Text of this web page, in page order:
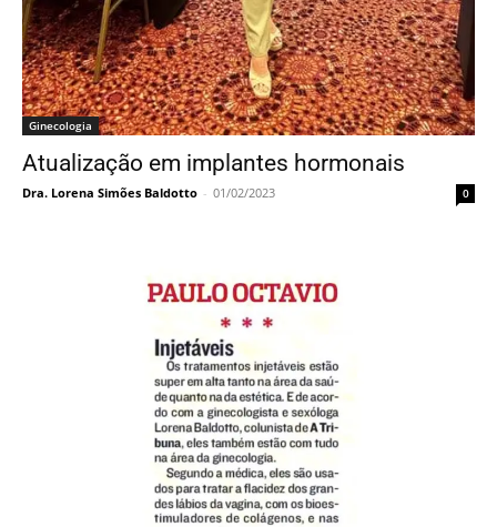
Ginecologia
Atualização em implantes hormonais
Dra. Lorena Simões Baldotto - 01/02/2023 0